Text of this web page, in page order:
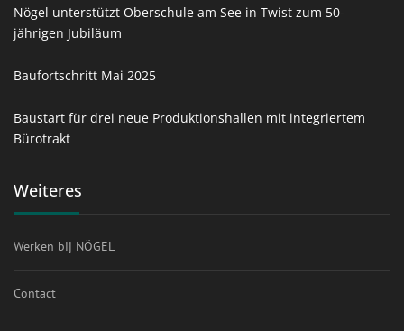
Nögel unterstützt Oberschule am See in Twist zum 50-
jährigen Jubiläum
Baufortschritt Mai 2025
Baustart für drei neue Produktionshallen mit integriertem
Bürotrakt
Weiteres
Werken bij NÖGEL
Contact